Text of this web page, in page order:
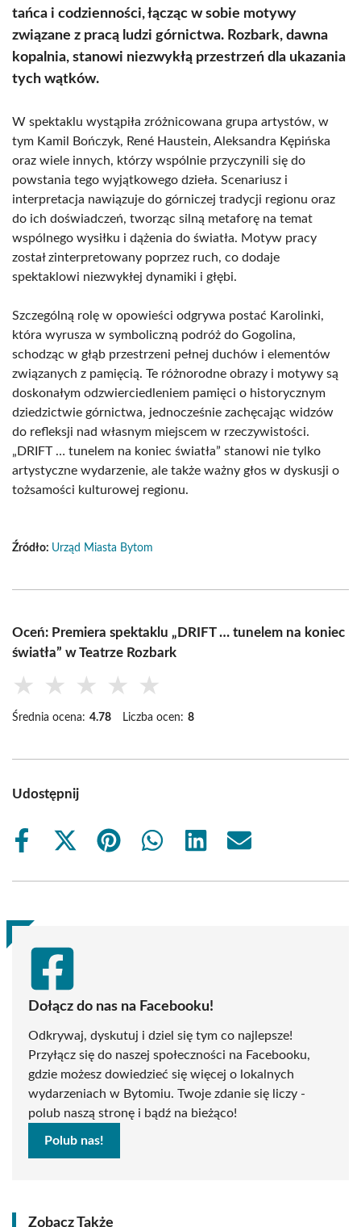
tańca i codzienności, łącząc w sobie motywy
związane z pracą ludzi górnictwa. Rozbark, dawna
kopalnia, stanowi niezwykłą przestrzeń dla ukazania
tych wątków.
W spektaklu wystąpiła zróżnicowana grupa artystów, w
tym Kamil Bończyk, René Haustein, Aleksandra Kępińska
oraz wiele innych, którzy wspólnie przyczynili się do
powstania tego wyjątkowego dzieła. Scenariusz i
interpretacja nawiązuje do górniczej tradycji regionu oraz
do ich doświadczeń, tworząc silną metaforę na temat
wspólnego wysiłku i dążenia do światła. Motyw pracy
został zinterpretowany poprzez ruch, co dodaje
spektaklowi niezwykłej dynamiki i głębi.
Szczególną rolę w opowieści odgrywa postać Karolinki,
która wyrusza w symboliczną podróż do Gogolina,
schodząc w głąb przestrzeni pełnej duchów i elementów
związanych z pamięcią. Te różnorodne obrazy i motywy są
doskonałym odzwierciedleniem pamięci o historycznym
dziedzictwie górnictwa, jednocześnie zachęcając widzów
do refleksji nad własnym miejscem w rzeczywistości.
„DRIFT … tunelem na koniec światła” stanowi nie tylko
artystyczne wydarzenie, ale także ważny głos w dyskusji o
tożsamości kulturowej regionu.
Źródło: Urząd Miasta Bytom
Oceń: Premiera spektaklu „DRIFT … tunelem na koniec
światła” w Teatrze Rozbark
★ ★ ★ ★ ★
Średnia ocena: 4.78 Liczba ocen: 8
Udostępnij
Share
Share
(Twitter)
Share
Share
Share
Share
Dołącz do nas na Facebooku!
Odkrywaj, dyskutuj i dziel się tym co najlepsze!
Przyłącz się do naszej społeczności na Facebooku,
gdzie możesz dowiedzieć się więcej o lokalnych
wydarzeniach w Bytomiu. Twoje zdanie się liczy -
polub naszą stronę i bądź na bieżąco!
Polub nas!
Zobacz Także